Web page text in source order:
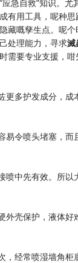
急自救”知识。
有用工具，呢种
藏嘅孳生点。呢
处理能力，寻求滅
要专业支援，咁
多护发成分，
令喷头堵塞，
中先有效。所
壳保护，液体好
经常喷湿墙角